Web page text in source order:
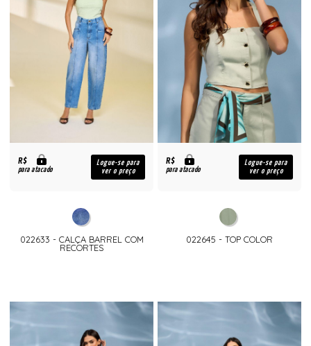
R$
para atacado
Logue-se para
ver o preço
022633 - CALÇA BARREL COM
RECORTES
R$
para atacado
Logue-se para
ver o preço
022645 - TOP COLOR